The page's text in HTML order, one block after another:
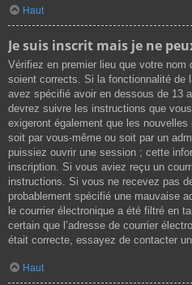
Haut
Je suis inscrit mais je ne
Vérifiez en premier lieu que votre nom
soient corrects. Si la fonctionnalité de
avez spécifié avoir en dessous de 13
devrez suivre les instructions que
exigeront également que les
soit par vous-même ou soit par un
puissiez ouvrir une session ; cette
inscription. Si vous aviez reçu un
instructions. Si vous ne recevez pas
probablement spécifié une mauvaise
le courrier électronique a été filtré en
certain que l’adresse de courrier
était correcte, essayez de contacter
Haut